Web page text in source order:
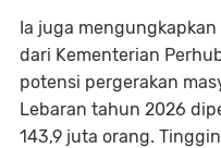
Ia juga
dari Kementerian
potensi pergerakan
Lebaran tahun 2026
143,9 juta orang.